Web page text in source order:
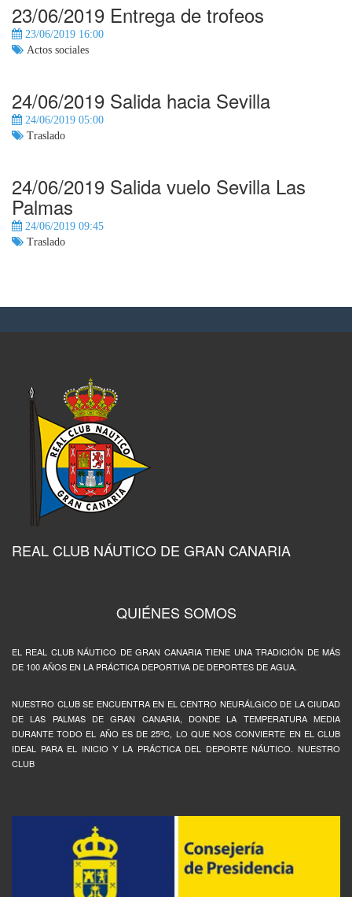
23/06/2019 Entrega de trofeos
23/06/2019 16:00
Actos sociales
24/06/2019 Salida hacia Sevilla
24/06/2019 05:00
Traslado
24/06/2019 Salida vuelo Sevilla Las
Palmas
24/06/2019 09:45
Traslado
REAL CLUB NÁUTICO DE GRAN CANARIA
QUIÉNES SOMOS
EL REAL CLUB NÁUTICO DE GRAN CANARIA TIENE UNA TRADICIÓN DE MÁS
DE 100 AÑOS EN LA PRÁCTICA DEPORTIVA DE DEPORTES DE AGUA.
NUESTRO CLUB SE ENCUENTRA EN EL CENTRO NEURÁLGICO DE LA CIUDAD
DE LAS PALMAS DE GRAN CANARIA, DONDE LA TEMPERATURA MEDIA
DURANTE TODO EL AÑO ES DE 25ºC, LO QUE NOS CONVIERTE EN EL CLUB
IDEAL PARA EL INICIO Y LA PRÁCTICA DEL DEPORTE NÁUTICO. NUESTRO
CLUB